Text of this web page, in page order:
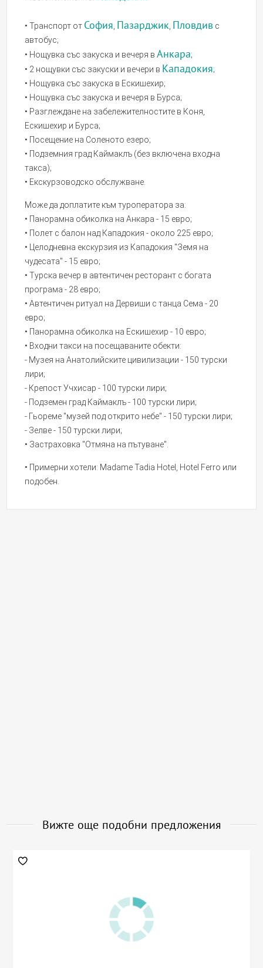
• Транспорт от София, Пазарджик, Пловдив с
автобус;
• Нощувка със закуска и вечеря вАнкара;
• 2 нощувки със закуски и вечери в Кападокия;
• Нощувка със закуска в Ескишехир;
• Нощувка със закуска и вечеря в Бурса;
• Разглеждане на забележителностите в Коня,
Ескишехир и Бурса;
• Посещение на Соленото езеро;
• Подземния град Каймаклъ (без включена входна
такса);
• Екскурзоводско обслужване.
Може да доплатите към туроператора за:
• Панорамна обиколка на Анкара - 15 евро;
• Полет с балон над Кападокия - около 225 евро;
• Целодневна екскурзия из Кападокия "Земя на
чудесата" - 15 евро;
• Турска вечер в автентичен ресторант с богата
програма - 28 евро;
• Автентичен ритуал на Дервиши с танца Сема - 20
евро;
• Панорамна обиколка на Ескишехир - 10 евро;
• Входни такси на посещаваните обекти:
- Музея на Анатолийските цивилизации - 150 турски
лири;
- Крепост Учхисар - 100 турски лири;
- Подземен град Каймаклъ - 100 турски лири;
- Гьореме "музей под открито небе" - 150 турски лири;
- Зелве - 150 турски лири;
• Застраховка "Отмяна на пътуване".
• Примерни хотели: Madame Tadia Hotel, Hotel Ferro или
подобен.
Вижте още подобни предложения